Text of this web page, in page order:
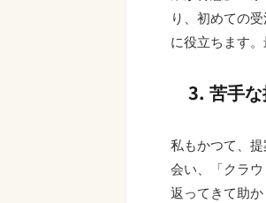
り、初めての
に役立ちます
3. 苦手
私もかつて、
会い、「クラ
返ってきて助